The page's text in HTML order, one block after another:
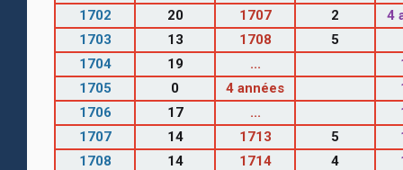
1702
20 1707 2
4
1703
13 1708
5
1704
19 ...
1705
0 4 années
1706
17 ...
1707
14 1713 5
1708
14 1714 4